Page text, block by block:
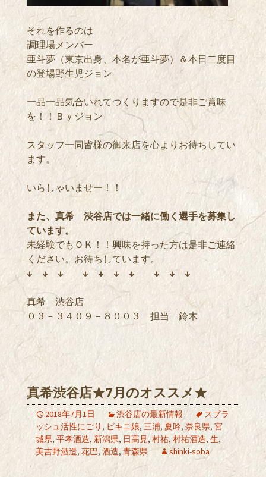
それを作るのは
調理場メンバー
亜斗夢（東京出身、本名が亜斗夢）＆本日二度目
の登場野生児ジョン
一品一品気合いれてつくりますので是非ご賞味
を！！Ｂｙジョン
スタッフ一同皆様の御来店を心よりお待ちしてい
ます。
いらしゃいませー！！
また、真希 渋谷店では一緒に働く選手を募集し
ています。
未経験でもＯＫ！！興味を持った方は是非ご連絡
ください。お待ちしています。
↓ ↓ ↓
↓ ↓ ↓ ↓ ↓ ↓ ↓
真希 渋谷店
０３－３４０９－８００３ 担当 鈴木
真希渋谷店★7月のオススメ★
2018年7月1日 渋谷店の最新情報
スプラ
ッシュ活性にごり , ビキニ娘, 三浦, 夏吟, 奈良県, 宮
城県, 平孝酒造, 新潟県, 日高見,村祐, 村祐酒造, 生,
美吉野酒造, 花巴, 酒造, 青森県 shinki-soba